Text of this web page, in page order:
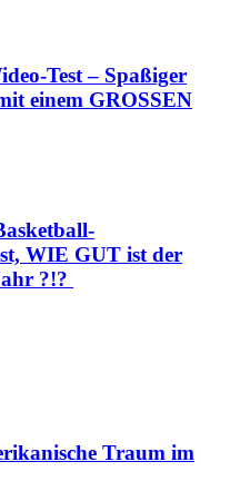
Test – Spaßiger
einem GROSSEN
WIE GUT ist der
?!?
Traum im